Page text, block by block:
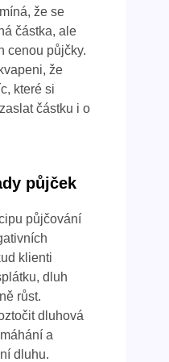
že se
částka, ale
cenou půjčky.
že
které si
částku i o
půjček
půjčování
klienti
dluh
růst.
dluhová
a
dluhu.